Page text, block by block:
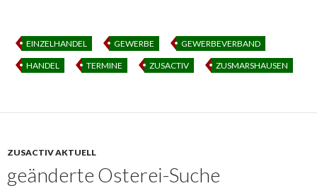
EINZELHANDEL GEWERBE GEWERBEVERBAND
HANDEL TERMINE ZUSACTIV ZUSMARSHAUSEN
ZUSACTIV AKTUELL
geänderte Osterei-Suche